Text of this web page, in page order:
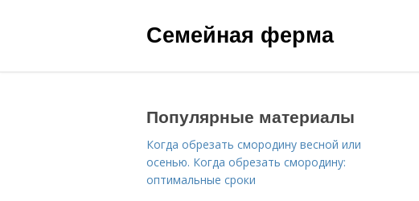
Семейная ферма
Популярные материалы
Когда обрезать смородину весной или
осенью. Когда обрезать смородину:
оптимальные сроки